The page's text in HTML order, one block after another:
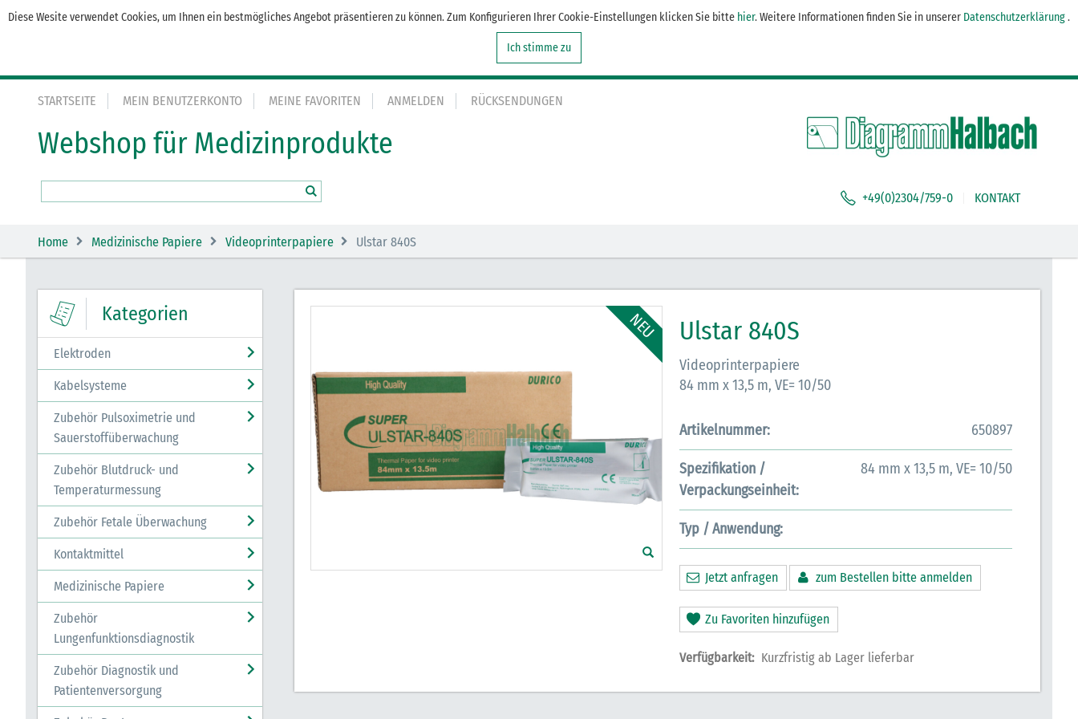
Diese Wesite verwendet Cookies, um Ihnen ein bestmögliches Angebot präsentieren zu können. Zum Konfigurieren Ihrer Cookie-Einstellungen klicken Sie bitte hier. Weitere Informationen finden Sie in unserer Datenschutzerklärung.
Ich stimme zu
STARTSEITE MEIN BENUTZERKONTO MEINE FAVORITEN ANMELDEN RÜCKSENDUNGEN
Webshop für Medizinprodukte
+49(0)2304/759-0 KONTAKT
Home Medizinische Papiere Videoprinterpapiere Ulstar 840S
Kategorien
Elektroden
Kabelsysteme
Zubehör Pulsoximetrie und
Sauerstoffüberwachung
Zubehör Blutdruck- und
Temperaturmessung
Zubehör Fetale Überwachung
Kontaktmittel
Medizinische Papiere
Zubehör
Lungenfunktionsdiagnostik
Zubehör Diagnostik und
Patientenversorgung
Ulstar 840S
Videoprinterpapiere
84 mm x 13,5 m, VE= 10/50
Artikelnummer: 650897
Spezifikation /
Verpackungseinheit:
84 mm x 13,5 m, VE= 10/50
Typ / Anwendung:
Jetzt anfragen zum Bestellen bitte anmelden
Zu Favoriten hinzufügen
Verfügbarkeit: Kurzfristig ab Lager lieferbar